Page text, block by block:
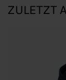
ZULETZT